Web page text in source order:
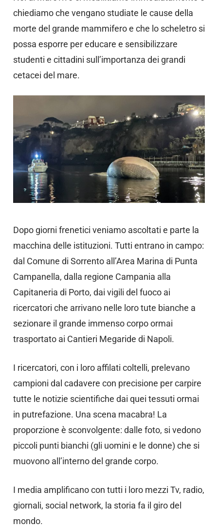
chiediamo che vengano studiate le cause della
morte del grande mammifero e che lo scheletro si
possa esporre per educare e sensibilizzare
studenti e cittadini sull’importanza dei grandi
cetacei del mare.
Dopo giorni frenetici veniamo ascoltati e parte la
macchina delle istituzioni. Tutti entrano in campo:
dal Comune di Sorrento all’Area Marina di Punta
Campanella, dalla regione Campania alla
Capitaneria di Porto, dai vigili del fuoco ai
ricercatori che arrivano nelle loro tute bianche a
sezionare il grande immenso corpo ormai
trasportato ai Cantieri Megaride di Napoli.
I ricercatori, con i loro affilati coltelli, prelevano
campioni dal cadavere con precisione per carpire
tutte le notizie scientifiche dai quei tessuti ormai
in putrefazione. Una scena macabra! La
proporzione è sconvolgente: dalle foto, si vedono
piccoli punti bianchi (gli uomini e le donne) che si
muovono all’interno del grande corpo.
I media amplificano con tutti i loro mezzi Tv, radio,
giornali, social network, la storia fa il giro del
mondo.